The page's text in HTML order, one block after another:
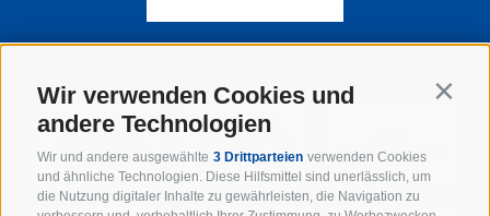
Wir verwenden Cookies und
andere Technologien
Wir und andere ausgewählte 3 Drittparteien verwenden Cookies
und ähnliche Technologien. Diese Hilfsmittel sind unerlässlich, um
die Nutzung digitaler Inhalte zu gewährleisten, die Navigation zu